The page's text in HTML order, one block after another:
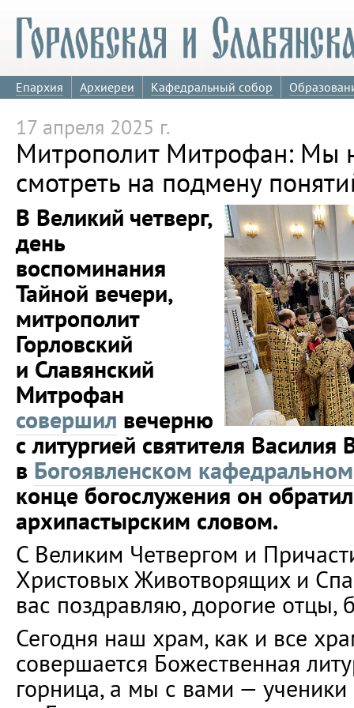
Епархия Архиереи Кафедральный собор
17 апреля 2025 г.
Митрополит Митрофан: Мы
смотреть на подмену
В Великий четверг,
день
воспоминания
Тайной вечери,
митрополит
Горловский
и Славянский
Митрофан
совершил вечерню
с литургией святителя Василия
в Богоявленском
конце богослужения он
архипастырским словом.
С Великим Четвергом и
Христовых Животворящих и
вас поздравляю, дорогие отцы,
Сегодня наш храм, как и все
совершается Божественная
горница, а мы с вами — ученики